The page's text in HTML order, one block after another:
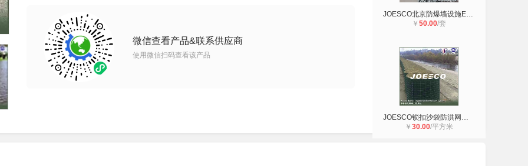
微信查看产品&联系供应商
使用微信扫码查看该产品
JOESCO北京防爆墙设施EPW1 矩形防暴
￥ 50.00/套
JOESCO锁扣沙袋防洪网筐QS3
￥ 30.00/平方米